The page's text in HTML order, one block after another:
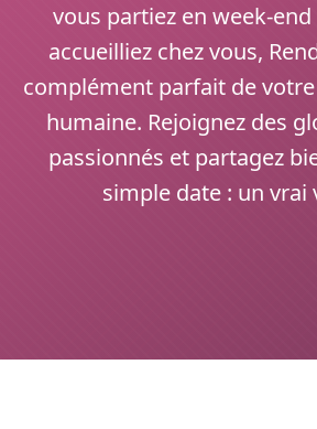
vous partiez en week-
accueilliez chez vous,
complément parfait de
humaine. Rejoignez des
passionnés et partagez
simple date : un vrai